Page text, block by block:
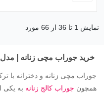
نمایش 1 تا 36 از 66 مورد
خرید جوراب مچی زنانه |
جوراب‌ مچی زنانه و دخترانه با
همچون جوراب کالج زنانه به یکی